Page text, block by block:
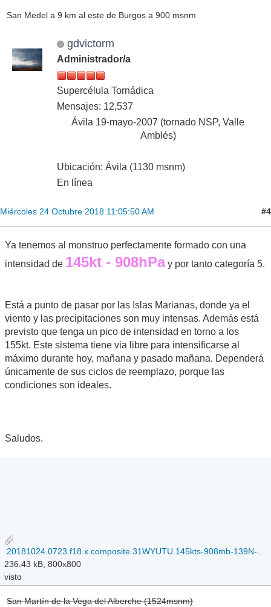
San Medel a 9 km al este de Burgos a 900 msnm
gdvictorm
Administrador/a
Supercélula Tornádica
Mensajes: 12,537
Ávila 19-mayo-2007 (tornado NSP, Valle
Amblés)
Ubicación: Ávila (1130 msnm)
En línea
Miércoles 24 Octubre 2018 11:05:50 AM #4
Ya tenemos al monstruo perfectamente formado con una
intensidad de 145kt - 908hPay por tanto categoría 5.
Está a punto de pasar por las Islas Marianas, donde ya el
viento y las precipitaciones son muy intensas. Además está
previsto que tenga un pico de intensidad en torno a los
155kt. Este sistema tiene via libre para intensificarse al
máximo durante hoy, mañana y pasado mañana. Dependerá
únicamente de sus ciclos de reemplazo, porque las
condiciones son ideales.
Saludos.
236.43 kB, 800x800
visto
San Martín de la Vega del Alberche (1524msnm)